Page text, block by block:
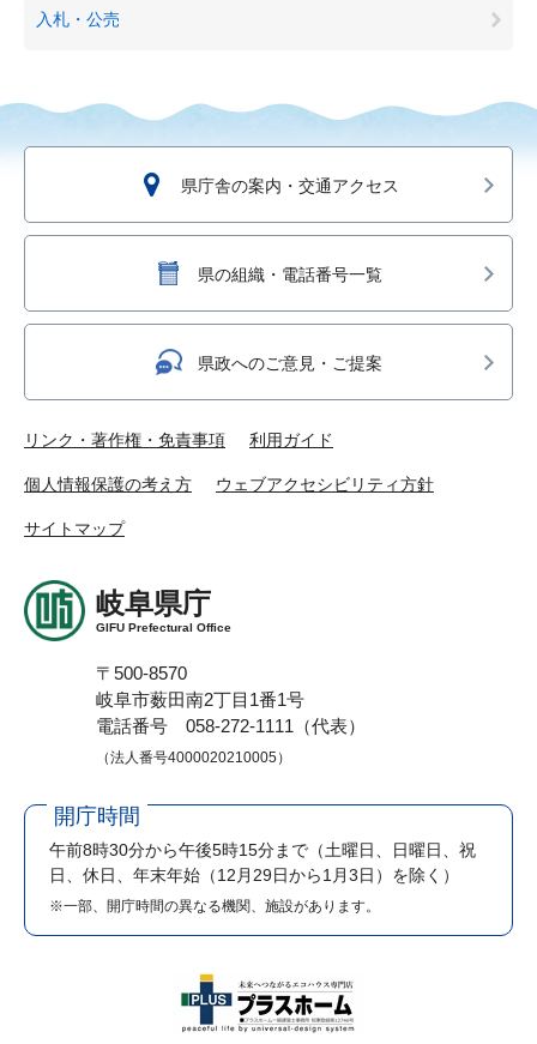
入札・公売
県庁舎の案内・交通アクセス
県の組織・電話番号一覧
県政へのご意見・ご提案
リンク・著作権・免責事項 利用ガイド
個人情報保護の考え方 ウェブアクセシビリティ方針
サイトマップ
岐阜県庁
GIFU Prefectural Office
〒500-8570
岐阜市薮田南2丁目1番1号
電話番号 058-272-1111（代表）
（法人番号4000020210005）
開庁時間
午前8時30分から午後5時15分まで （土曜日、日曜日、祝
日、休日、年末年始（12月29日から1月3日）を除く）
※一部、開庁時間の異なる機関、施設があります。